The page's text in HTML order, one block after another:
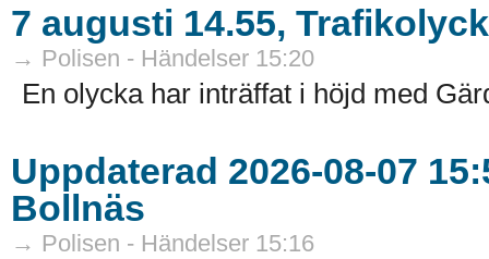
7 augusti 14.55,
→ Polisen - Händelser 15:20
En olycka har inträffat i höjd med
Uppdaterad 2026-08-07
Bollnäs
→ Polisen - Händelser 15:16